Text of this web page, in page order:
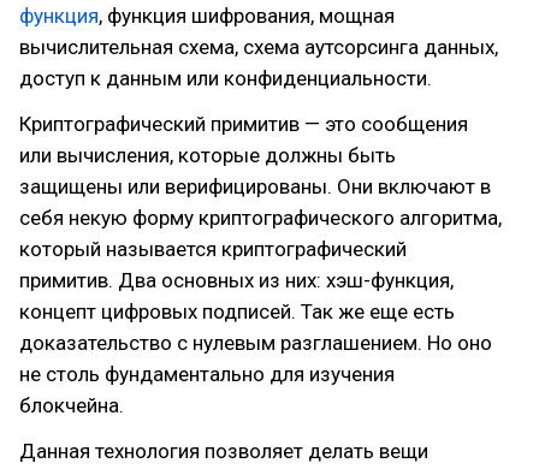
функция, функция шифрования, мощная
вычислительная схема, схема аутсорсинга данных,
доступ к данным или конфиденциальности.
Криптографический примитив — это сообщения
или вычисления, которые должны быть
защищены или верифицированы. Они включают в
себя некую форму криптографического алгоритма,
который называется криптографический
примитив. Два основных из них: хэш-функция,
концепт цифровых подписей. Так же еще есть
доказательство с нулевым разглашением. Но оно
не столь фундаментально для изучения
блокчейна.
Данная технология позволяет делать вещи